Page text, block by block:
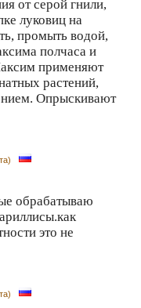
от серой гнили,
луковиц на
промыть водой,
полчаса и
применяют
растений,
Опрыскивают
обрабатываю
это не